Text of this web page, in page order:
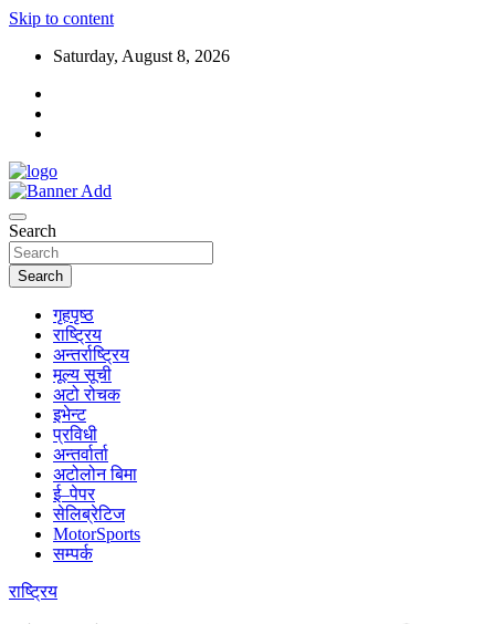
Skip to content
Saturday, August 8, 2026
Search
Search
गृहपृष्ठ
राष्ट्रिय
अन्तर्राष्ट्रिय
मूल्य सूची
अटो रोचक
इभेन्ट
प्रविधी
अन्तर्वार्ता
अटोलोन बिमा
ई–पेपर
सेलिब्रेटिज
MotorSports
सम्पर्क
राष्ट्रिय